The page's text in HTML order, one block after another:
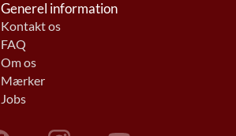
Generel information
Kontakt os
FAQ
Om os
Mærker
Jobs